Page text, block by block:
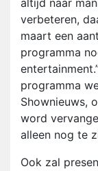
altijd naar
verbeteren,
maart een
programma
programma
Shownieuws,
word
alleen nog te
Ook zal